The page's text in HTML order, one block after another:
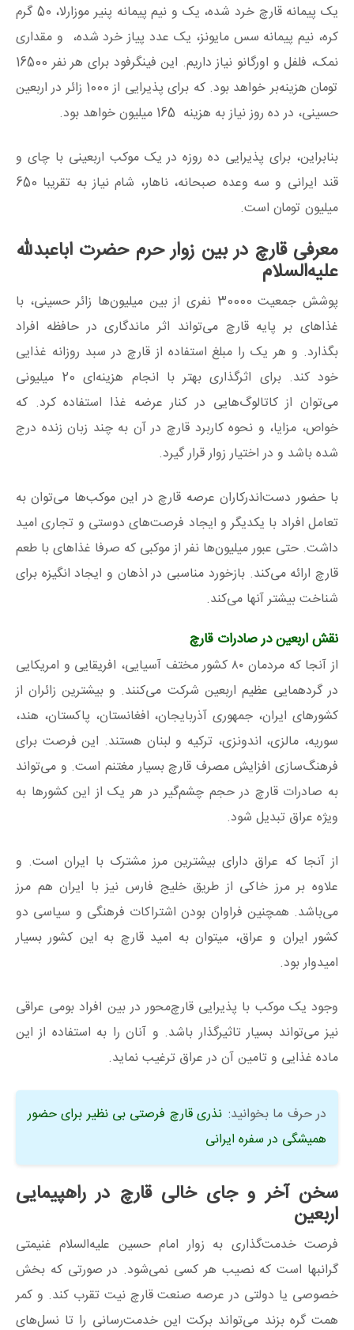
یک پیمانه قارچ خرد شده، یک و نیم پیمانه پنیر موزارلا، 50 گرم
کره، نیم پیمانه سس مایونز، یک عدد پیاز خرد شده، و مقداری
نمک، فلفل و اورگانو نیاز داریم. این فینگرفود برای هر نفر 16500
تومان هزینه‌بر خواهد بود. که برای پذیرایی از 1000 زائر در اربعین
حسینی، در ده روز نیاز به هزینه 165 میلیون خواهد بود.
بنابراین، برای پذیرایی ده روزه در یک موکب اربعینی با چای و
قند ایرانی و سه وعده صبحانه، ناهار، شام نیاز به تقریبا 650
میلیون تومان است.
معرفی قارچ در بین زوار حرم حضرت اباعبدلله
علیه‌السلام
پوشش جمعیت 30000 نفری از بین میلیون‌ها زائر حسینی، با
غذاهای بر پایه قارچ می‌تواند اثر ماندگاری در حافظه افراد
بگذارد. و هر یک را مبلغ استفاده از قارچ در سبد روزانه غذایی
خود کند. برای اثرگذاری بهتر با انجام هزینه‌ای 20 میلیونی
می‌توان از کاتالوگ‌هایی در کنار عرضه غذا استفاده کرد. که
خواص، مزایا، و نحوه کاربرد قارچ در آن به چند زبان زنده درج
شده باشد و در اختیار زوار قرار گیرد.
با حضور دست‌اندرکاران عرصه قارچ در این موکب‌ها می‌توان به
تعامل افراد با یکدیگر و ایجاد فرصت‌های دوستی و تجاری امید
داشت. حتی عبور میلیون‌ها نفر از موکبی که صرفا غذاهای با طعم
قارچ ارائه می‌کند. بازخورد مناسبی در اذهان و ایجاد انگیزه برای
شناخت بیشتر آنها می‌کند.
نقش اربعین در صادرات قارچ
از آنجا که مردمان ۸۰ کشور مختف آسیایی، افریقایی و امریكایی
در گردهمایی عظیم اربعین شرکت می‌کنند. و بیشترین زائران از
كشورهای ایران، جمهوری آذربایجان، افغانستان، پاكستان، هند،
سوریه، مالزی، اندونزی، تركیه و لبنان هستند. این فرصت برای
فرهنگ‌سازی افزایش مصرف قارچ بسیار مغتنم است. و می‌تواند
به صادرات قارچ در حجم چشم‌گیر در هر یک از این کشورها به
ویژه عراق تبدیل شود.
از آنجا که عراق دارای بیشترین مرز مشترک با ایران است. و
علاوه بر مرز خاکی از طریق خلیج فارس نیز با ایران هم مرز
می‌باشد. همچنین فراوان بودن اشتراکات فرهنگی و سیاسی دو
کشور ایران و عراق، میتوان به امید قارچ به این کشور بسیار
امیدوار بود.
وجود یک موکب با پذیرایی قارچ‌محور در بین افراد بومی عراقی
نیز می‌تواند بسیار تاثیرگذار باشد. و آنان را به استفاده از این
ماده غذایی و تامین آن در عراق ترغیب نماید.
در حرف ما بخوانید: نذری قارچ فرصتی بی نظیر برای حضور
همیشگی در سفره ایرانی
سخن آخر و جای خالی قارچ در راهپیمایی
اربعین
فرصت خدمت‌گذاری به زوار امام حسین علیه‌السلام غنیمتی
گرانبها است که نصیب هر کسی نمی‌شود. در صورتی که بخش
خصوصی یا دولتی در عرصه صنعت قارچ نیت تقرب کند. و کمر
همت گره بزند می‌تواند برکت این خدمت‌رسانی را تا نسل‌های